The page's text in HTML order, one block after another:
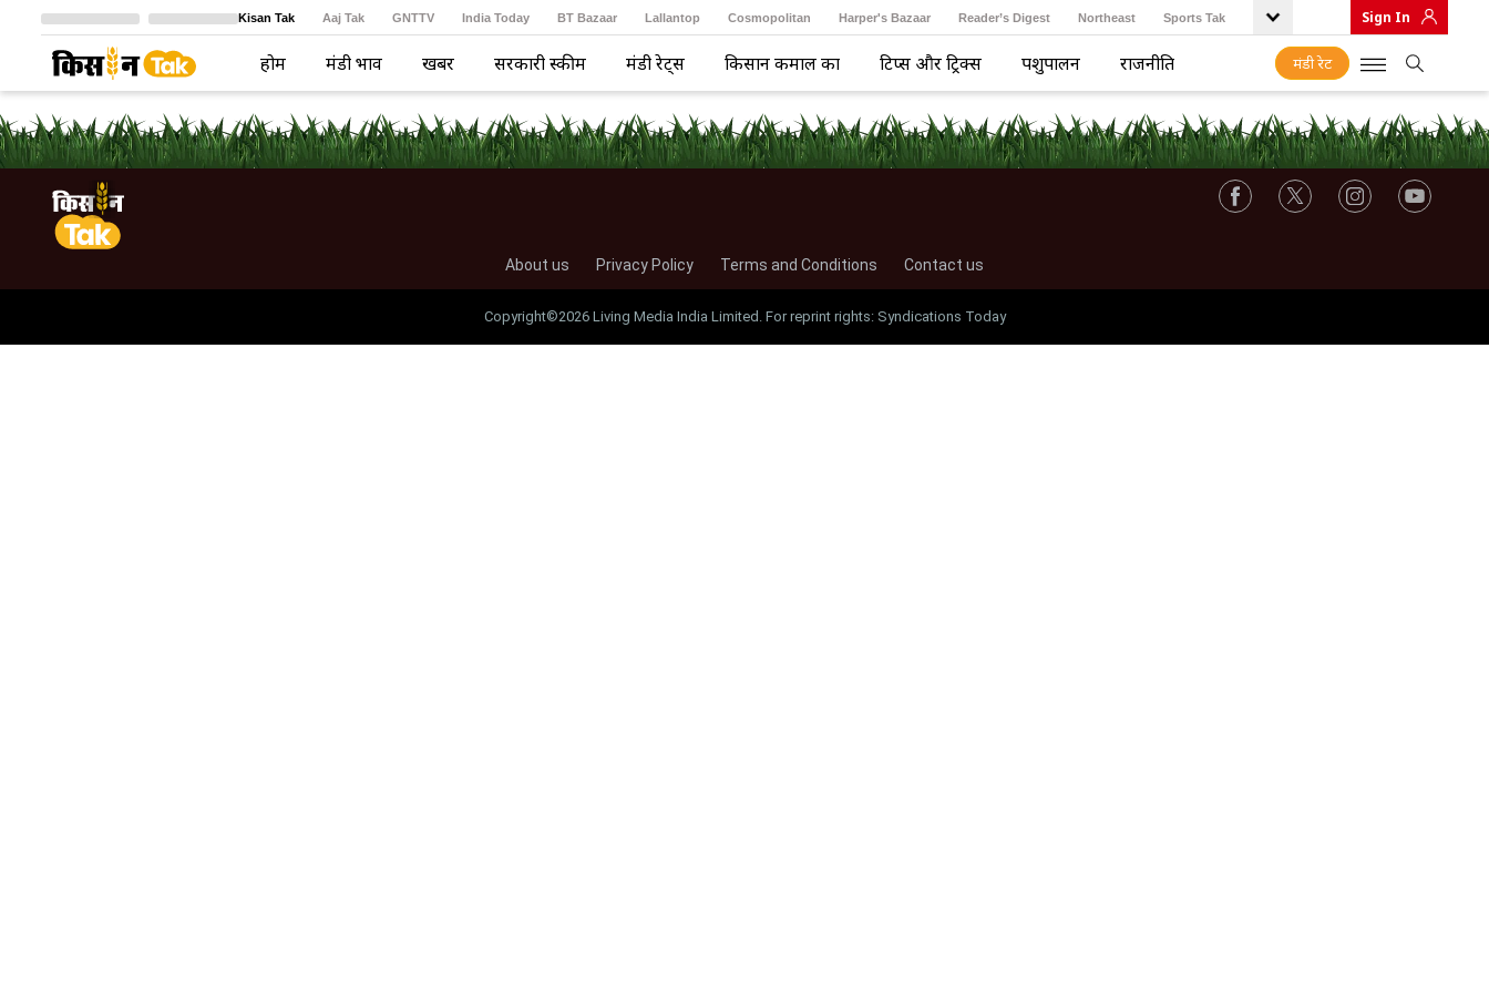
Kisan Tak Aaj Tak GNTTV India Today BT Bazaar Lallantop Cosmopolitan Harper's Bazaar Reader’s Digest Northeast Sports Tak
Crime Tak Astro Tak
Sign In
होम मंडी भाव खबरें सरकारी स्कीम मंडी रेट्स किसान कमाल का टिप्स और ट्रिक्स पशुपालन राजनीति मंडी रेट
About us Privacy Policy Terms and Conditions Contact us
Copyright©2026 Living Media India Limited. For reprint rights: Syndications Today